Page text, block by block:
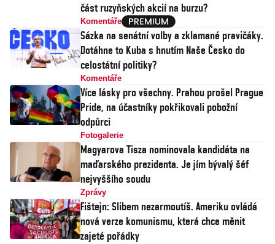
část ruzyňských akcií na burzu?
Komentáře
Sázka na senátní volby a zklamané pravičáky.
Dotáhne to Kuba s hnutím Naše Česko do
celostátní politiky?
Komentáře
Více lásky pro všechny. Prahou prošel Prague
Pride, na účastníky pokřikovali pobožní
odpůrci
Fotogalerie
Magyarova Tisza nominovala kandidáta na
maďarského prezidenta. Je jím bývalý šéf
nejvyššího soudu
Zprávy
Fištejn: Slibem nezarmoutíš. Ameriku ovládá
nová verze komunismu, která chce měnit
zajeté pořádky